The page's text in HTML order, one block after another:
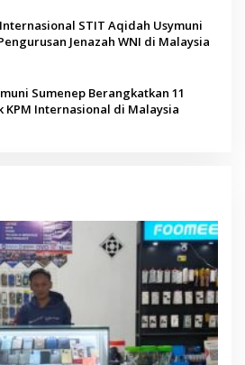
STIT Aqidah Usymuni
Jenazah WNI di Malaysia
Sumenep Berangkatkan 11
KPM Internasional di Malaysia